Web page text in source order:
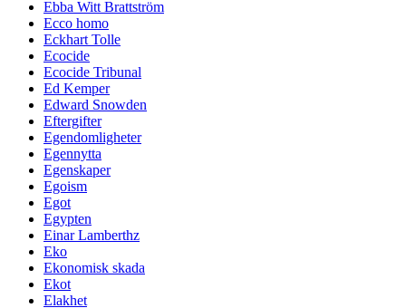
Ebba Witt Brattström
Ecco homo
Eckhart Tolle
Ecocide
Ecocide Tribunal
Ed Kemper
Edward Snowden
Eftergifter
Egendomligheter
Egennytta
Egenskaper
Egoism
Egot
Egypten
Einar Lamberthz
Eko
Ekonomisk skada
Ekot
Elakhet